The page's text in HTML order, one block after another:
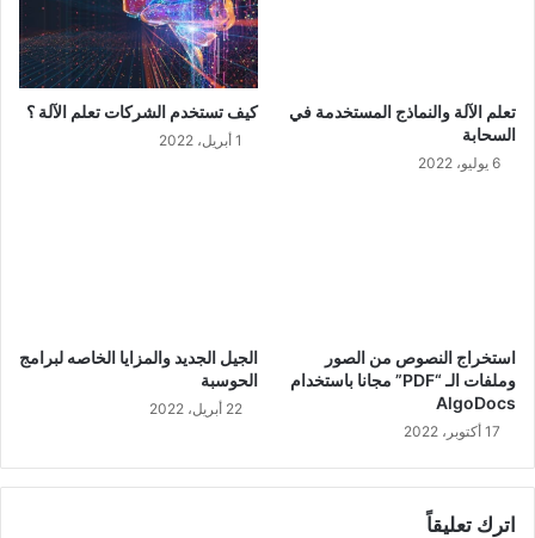
تعلم الآلة والنماذج المستخدمة في
السحابة
6 يوليو، 2022
كيف تستخدم الشركات تعلم الآلة ؟
1 أبريل، 2022
استخراج النصوص من الصور
وملفات الـ “PDF” مجانا باستخدام
AlgoDocs
17 أكتوبر، 2022
الجيل الجديد والمزايا الخاصه لبرامج
الحوسبة
22 أبريل، 2022
اترك تعليقاً